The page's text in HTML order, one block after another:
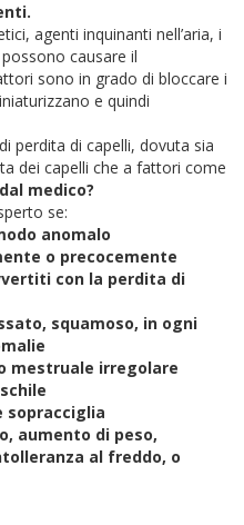
agenti inquinanti nell’aria, i
causare il
sono in grado di bloccare i
e quindi
perdita di capelli, dovuta sia
dei capelli che a fattori come
medico?
se:
anomalo
o precocemente
con la perdita di
squamoso, in ogni
mestruale irregolare
sopracciglia
aumento di peso,
al freddo, o